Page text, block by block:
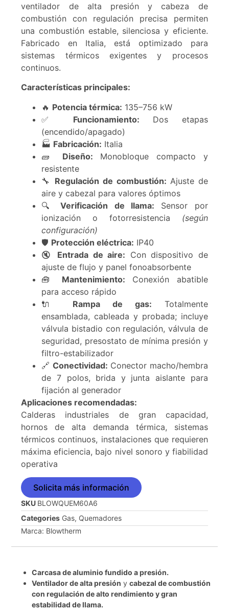
ventilador de alta presión y cabeza de
combustión con regulación precisa permiten
una combustión estable, silenciosa y eficiente.
Fabricado en Italia, está optimizado para
sistemas térmicos exigentes y procesos
continuos.
Características principales:
🔥 Potencia térmica: 135–756 kW
✅ Funcionamiento: Dos etapas
(encendido/apagado)
🏭 Fabricación: Italia
🧱 Diseño: Monobloque compacto y
resistente
🔧 Regulación de combustión: Ajuste de
aire y cabezal para valores óptimos
🔍Verificación de llama: Sensor por
ionización o fotorresistencia (según
configuración)
🛡️ Protección eléctrica: IP40
🔇 Entrada de aire: Con dispositivo de
ajuste de flujo y panel fonoabsorbente
🧰 Mantenimiento: Conexión abatible
para acceso rápido
🔌 Rampa de gas: Totalmente
ensamblada, cableada y probada; incluye
válvula bistadio con regulación, válvula de
seguridad, presostato de mínima presión y
filtro-estabilizador
🔗 Conectividad: Conector macho/hembra
de 7 polos, brida y junta aislante para
fijación al generador
Aplicaciones recomendadas:
Calderas industriales de gran capacidad,
hornos de alta demanda térmica, sistemas
térmicos continuos, instalaciones que requieren
máxima eficiencia, bajo nivel sonoro y fiabilidad
operativa
Solicita más información
SKU BLOWQUEM60A6
Categories Gas, Quemadores
Marca: Blowtherm
Carcasa de aluminio fundido a presión.
Ventilador de alta presión ycabezal de combustión
con regulación de alto rendimiento y gran
estabilidad de llama.